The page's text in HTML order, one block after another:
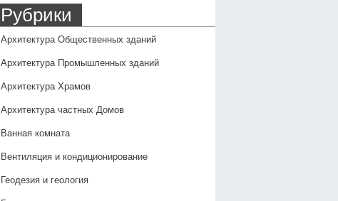
Рубрики
Архитектура Общественных зданий
Архитектура Промышленных зданий
Архитектура Храмов
Архитектура частных Домов
Ванная комната
Вентиляция и кондиционирование
Геодезия и геология